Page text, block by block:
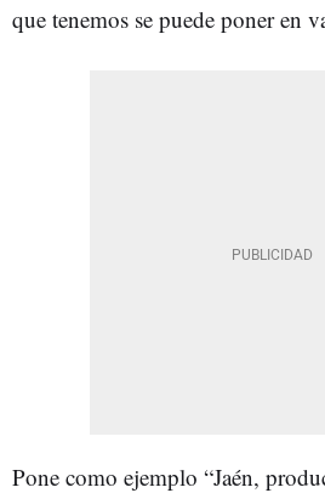
que tenemos se puede poner en
Pone como ejemplo “Jaén,